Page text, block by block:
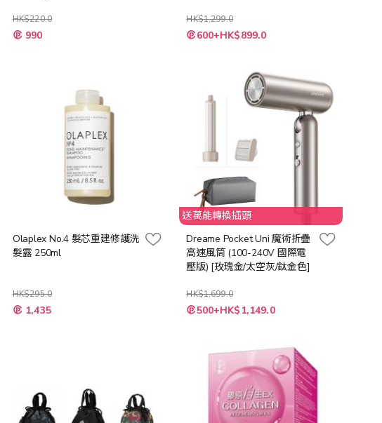
HK$220.0
990
HK$1,299.0
600+HK$899.0
Olaplex No.4 髮芯重建修護洗
髮露 250ml
HK$295.0
特
殊 1,435
送萬能轉換插頭
Dreame Pocket Uni 魔術折疊
高速風筒 (100-240V 國際電
壓版) [玫瑰金/太空灰/鈦金色]
HK$1,699.0
500+HK$1,149.0